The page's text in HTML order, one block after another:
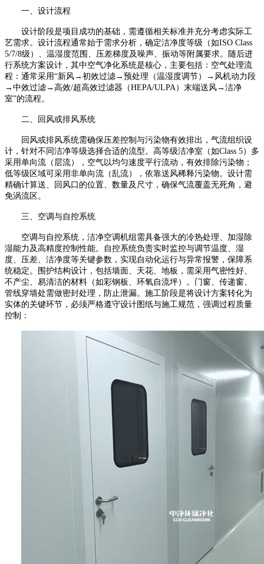
一、设计流程
设计阶段是项目成功的基础，需遵循相关标准并充分考虑实际工
艺需求。设计流程通常始于需求分析，确定洁净度等级（如ISO Class
5/7/8级）、温湿度范围、压差梯度及噪声、振动等附属要求。随后进
行系统方案设计，其中空气净化系统是核心，主要包括：空气处理流
程：通常采用“新风→初效过滤→预处理（温湿度调节）→风机动力段
→中效过滤→高效/超高效过滤器（HEPA/ULPA ）末端送风→洁净
室”的流程。
二、回风或排风系统
回风或排风系统需确保压差控制与污染物有效排出，气流组织设
计，针对不同洁净等级选择合适的流型。高等级洁净室（如Class 5）多
采用单向流（层流），空气以均匀速度平行流动，有效排除污染物；
低等级区域可采用非单向流（乱流），依靠送风稀释污染物。设计需
精确计算送、回风口的位置、数量及尺寸，确保气流覆盖无死角，避
免涡流区。
三、空调与自控系统
空调与自控系统，洁净空调机组需具备强大的冷热处理、加湿除
湿能力及高精度控制性能。自控系统负责实时监控与调节温度、湿
度、压差、洁净度等关键参数，实现自动化运行与异常报警，保障系
统稳定。围护结构设计，包括墙面、天花、地板，需采用气密性好、
不产尘、易清洁的材料（如彩钢板、环氧自流坪）。门窗、传递窗、
管线穿墙处需做密封处理，防止泄漏。施工阶段是将设计方案转化为
实体的关键环节，必须严格遵守设计图纸与施工规范，强调过程质量
控制：